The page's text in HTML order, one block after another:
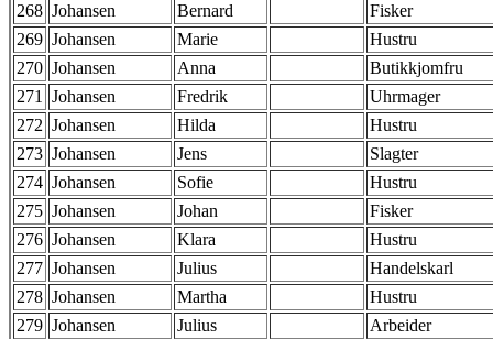
268 Johansen Bernard
Fisker
269 Johansen Marie
Hustru
270 Johansen Anna
Butikkjomfru
271 Johansen Fredrik
Uhrmager
272 Johansen Hilda
Hustru
273 Johansen Jens
Slagter
274 Johansen Sofie
Hustru
275 Johansen Johan
Fisker
276 Johansen Klara
Hustru
277 Johansen Julius
Handelskarl
278 Johansen Martha
Hustru
279 Johansen Julius
Arbeider